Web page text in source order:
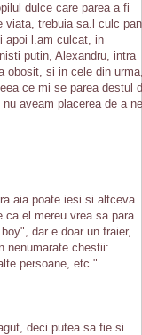
dulce care parea a fi
viata, trebuia sa.l culc
apoi l.am culcat, in
putin, Alexandru, intra
obosit, si in cele din
ce mi se parea destul
aveam placerea de a ne
aia poate iesi si altceva
ca el mereu vrea sa para
dar e doar un fraier,
nenumarate chestii:
persoane, etc."
deci putea sa fie si